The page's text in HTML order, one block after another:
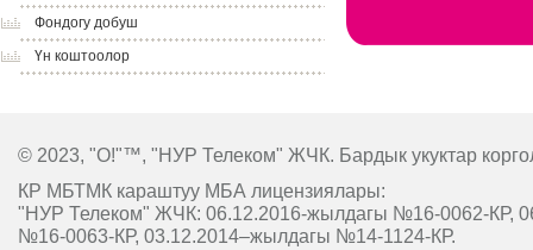
Фондогу добуш
Үн коштоолор
© 2023, "O!"™, "НУР Телеком" ЖЧК. Бардык укуктар
КР МБТМК караштуу МБА лицензиялары:
"НУР Телеком" ЖЧК: 06.12.2016-жылдагы №16-0062-КР,
№16-0063-КР, 03.12.2014–жылдагы №14-1124-КР.